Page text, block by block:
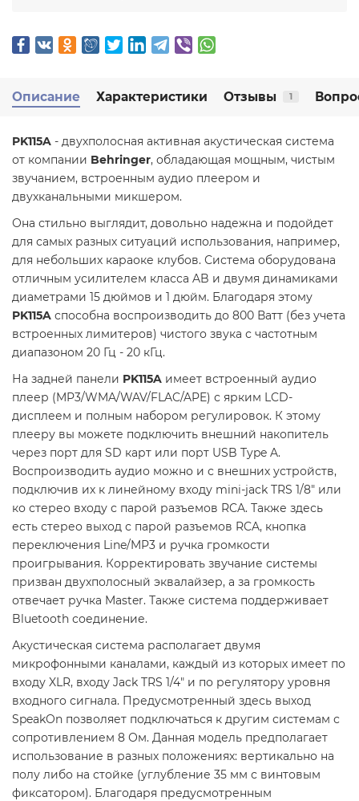
Описание Характеристики Отзывы 1
PK115A - двухполосная активная акустическая система
от компании Behringer, обладающая мощным, чистым
звучанием, встроенным аудио плеером и
двухканальными микшером.
Она стильно выглядит, довольно надежна и подойдет
для самых разных ситуаций использования, например,
для небольших караоке клубов. Система оборудована
отличным усилителем класса AB и двумя динамиками
диаметрами 15 дюймов и 1 дюйм. Благодаря этому
PK115A способна воспроизводить до 800 Ватт (без учета
встроенных лимитеров) чистого звука с частотным
диапазоном 20 Гц - 20 кГц.
На задней панели PK115A имеет встроенный аудио
плеер (MP3/WMA/WAV/FLAC/APE) с ярким LCD-
дисплеем и полным набором регулировок. К этому
плееру вы можете подключить внешний накопитель
через порт для SD карт или порт USB Type A.
Воспроизводить аудио можно и с внешних устройств,
подключив их к линейному входу mini-jack TRS 1/8" или
ко стерео входу с парой разъемов RCA. Также здесь
есть стерео выход с парой разъемов RCA, кнопка
переключения Line/MP3 и ручка громкости
проигрывания. Корректировать звучание системы
призван двухполосный эквалайзер, а за громкость
отвечает ручка Master. Также система поддерживает
Bluetooth соединение.
Акустическая система располагает двумя
микрофонными каналами, каждый из которых имеет по
входу XLR, входу Jack TRS 1/4" и по регулятору уровня
входного сигнала. Предусмотренный здесь выход
SpeakOn позволяет подключаться к другим системам с
сопротивлением 8 Ом. Данная модель предполагает
использование в разных положениях: вертикально на
полу либо на стойке (углубление 35 мм с винтовым
фиксатором). Благодаря предусмотренным